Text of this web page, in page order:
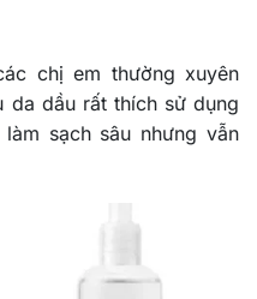
chị em thường xuyên
da dầu rất thích sử dụng
sạch sâu nhưng vẫn